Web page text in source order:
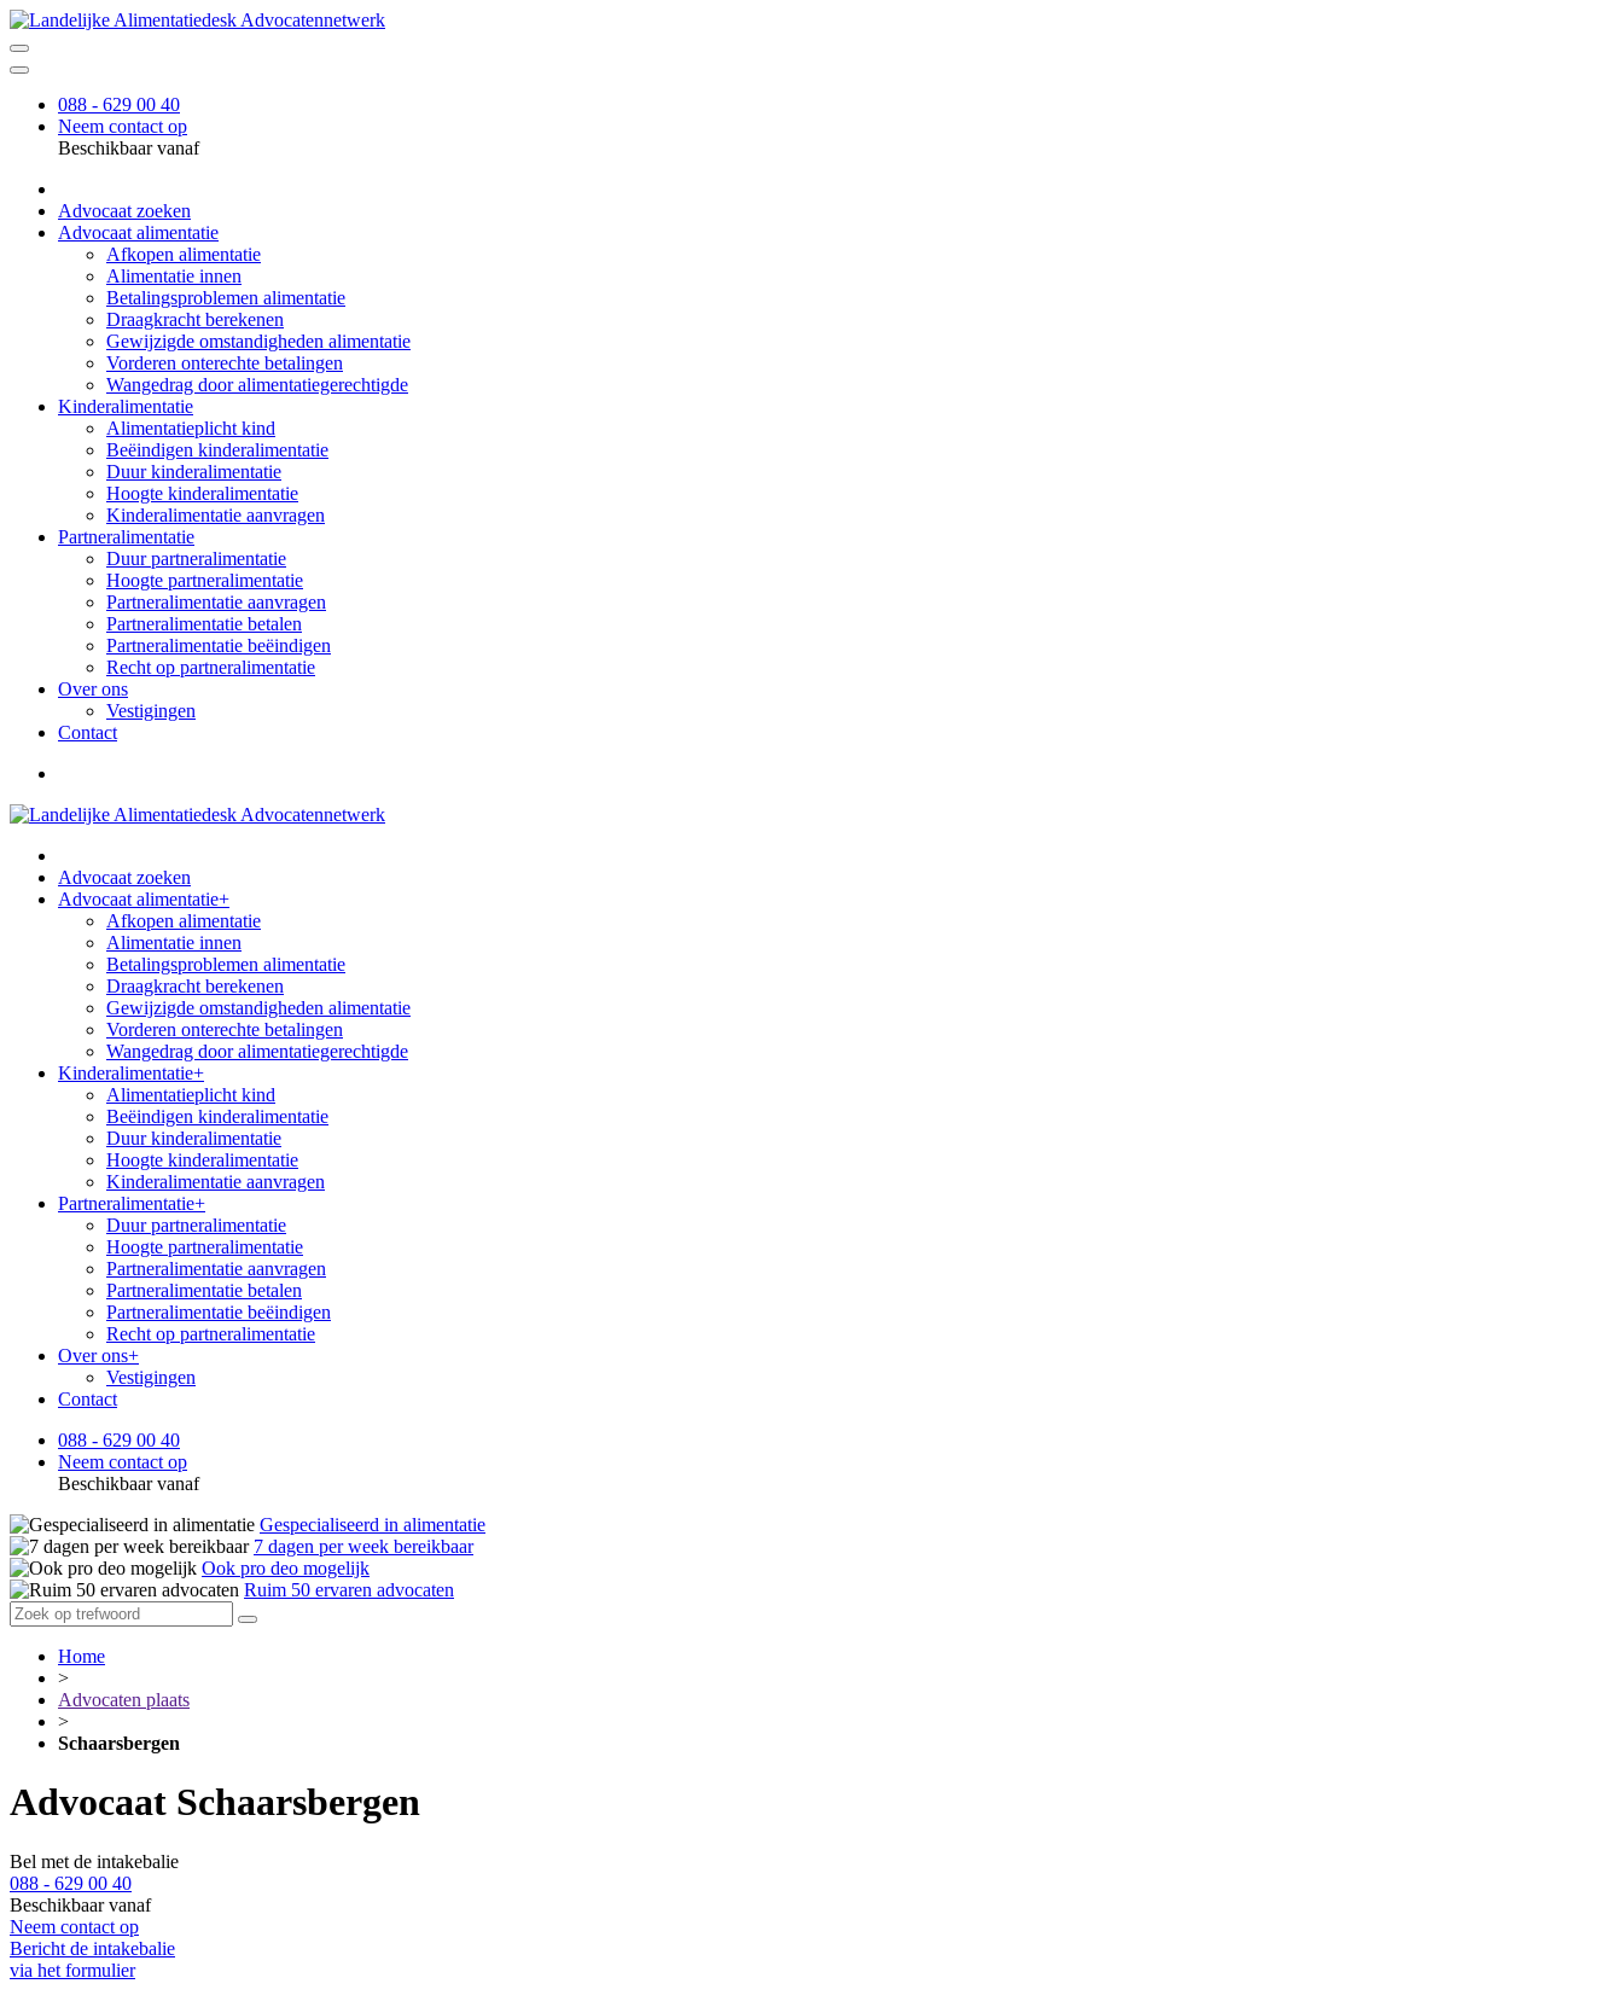
088 - 629 00 40
Neem contact op
Beschikbaar vanaf
Advocaat zoeken
Advocaat alimentatie
Afkopen alimentatie
Alimentatie innen
Betalingsproblemen alimentatie
Draagkracht berekenen
Gewijzigde omstandigheden alimentatie
Vorderen onterechte betalingen
Wangedrag door alimentatiegerechtigde
Kinderalimentatie
Alimentatieplicht kind
Beëindigen kinderalimentatie
Duur kinderalimentatie
Hoogte kinderalimentatie
Kinderalimentatie aanvragen
Partneralimentatie
Duur partneralimentatie
Hoogte partneralimentatie
Partneralimentatie aanvragen
Partneralimentatie betalen
Partneralimentatie beëindigen
Recht op partneralimentatie
Over ons
Vestigingen
Contact
Advocaat zoeken
Advocaat alimentatie+
Afkopen alimentatie
Alimentatie innen
Betalingsproblemen alimentatie
Draagkracht berekenen
Gewijzigde omstandigheden alimentatie
Vorderen onterechte betalingen
Wangedrag door alimentatiegerechtigde
Kinderalimentatie+
Alimentatieplicht kind
Beëindigen kinderalimentatie
Duur kinderalimentatie
Hoogte kinderalimentatie
Kinderalimentatie aanvragen
Partneralimentatie+
Duur partneralimentatie
Hoogte partneralimentatie
Partneralimentatie aanvragen
Partneralimentatie betalen
Partneralimentatie beëindigen
Recht op partneralimentatie
Over ons+
Vestigingen
Contact
088 - 629 00 40
Neem contact op
Beschikbaar vanaf
Gespecialiseerd in alimentatie
7 dagen per week bereikbaar
Ook pro deo mogelijk
Ruim 50 ervaren advocaten
Home
>
Advocaten plaats
>
Schaarsbergen
Advocaat Schaarsbergen
Bel met de intakebalie
088 - 629 00 40
Beschikbaar vanaf
Neem contact op
Bericht de intakebalie
via het formulier